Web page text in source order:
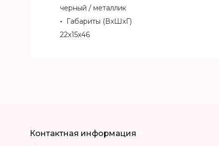
черный / металлик
Габариты (ВхШхГ)
22x15x46